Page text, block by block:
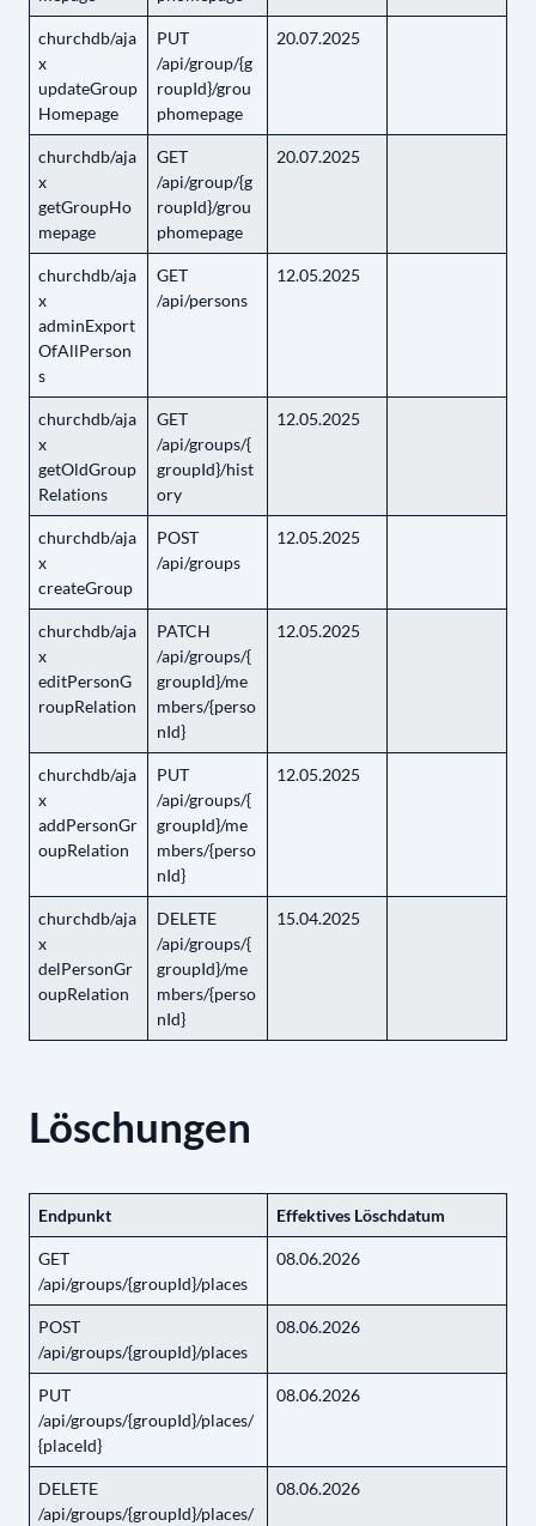
churchdb/aja
x
updateGroup
Homepage
PUT
/api/group/{g
roupId}/grou
phomepage
20.07.2025
churchdb/aja
x
getGroupHo
mepage
GET
/api/group/{g
roupId}/grou
phomepage
20.07.2025
churchdb/aja
x
adminExport
OfAllPerson
s
GET
/api/persons
12.05.2025
churchdb/aja
x
getOldGroup
Relations
GET
/api/groups/{
groupId}/hist
ory
12.05.2025
churchdb/aja
x
createGroup
POST
/api/groups
12.05.2025
churchdb/aja
x
editPersonG
roupRelation
PATCH
/api/groups/{
groupId}/me
mbers/{perso
nId}
12.05.2025
churchdb/aja
x
addPersonGr
oupRelation
PUT
/api/groups/{
groupId}/me
mbers/{perso
nId}
12.05.2025
churchdb/aja
x
delPersonGr
oupRelation
DELETE
/api/groups/{
groupId}/me
mbers/{perso
nId}
15.04.2025
Löschungen
Endpunkt Effektives Löschdatum
GET
/api/groups/{groupId}/places
08.06.2026
POST
/api/groups/{groupId}/places
08.06.2026
PUT
/api/groups/{groupId}/places/
{placeId}
08.06.2026
DELETE
/api/groups/{groupId}/places/
08.06.2026